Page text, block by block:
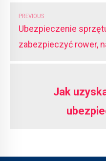
PREVIOUS
Ubezpieczenie
zabezpieczyć rower,
Jak